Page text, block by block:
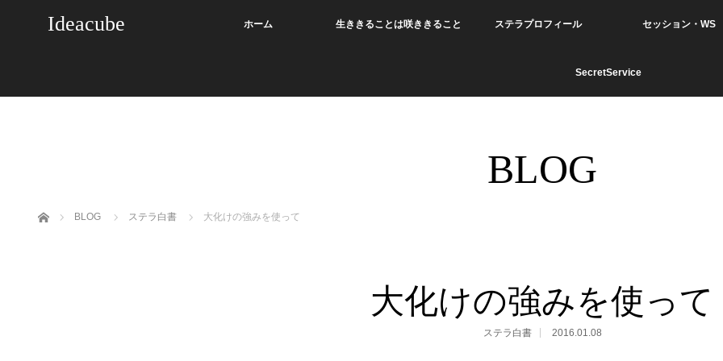
Ideacube ホーム 生ききることは咲ききること ステラプロフィール セッション・WS
SecretService
BLOG
ホーム BLOG ステラ白書 大化けの強みを使って
大化けの強みを使って
ステラ白書 2016.01.08